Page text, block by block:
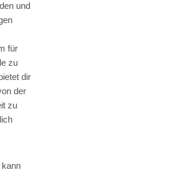
und
für
zu
dir
der
zu
kann